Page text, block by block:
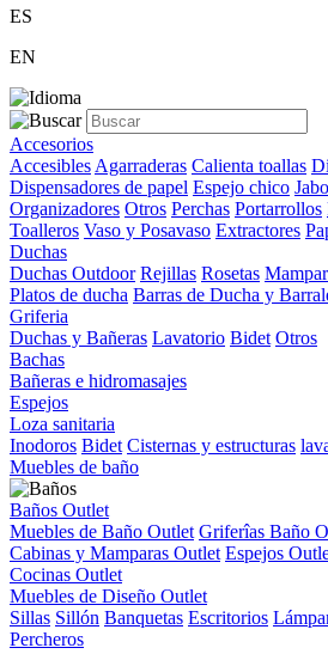
ES
EN
Accesorios
Accesibles Agarraderas Calienta toallas
Dispensadores de papel Espejo chico
Organizadores Otros Perchas Portarrollos
Toalleros Vaso y Posavaso Extractores
Duchas
Duchas Outdoor Rejillas Rosetas
Platos de ducha Barras de Ducha y
Griferia
Duchas y Bañeras Lavatorio Bidet Otros
Bachas
Bañeras e hidromasajes
Espejos
Loza sanitaria
Inodoros Bidet Cisternas y estructuras
Muebles de baño
Baños Outlet
Muebles de Baño Outlet Griferîas Baño
Cabinas y Mamparas Outlet Espejos
Cocinas Outlet
Muebles de Diseño Outlet
Sillas Sillón Banquetas Escritorios
Percheros